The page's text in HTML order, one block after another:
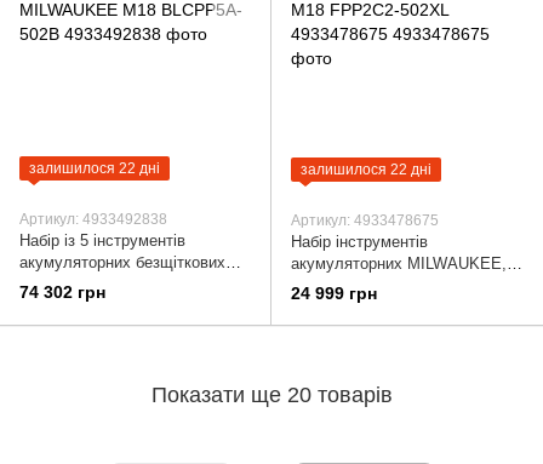
залишилося 22 дні
Артикул: 4933492838
Набір із 5 інструментів
акумуляторних безщіткових
MILWAUKEE M18 BLCPP5A-
74 302 грн
залишилося 22 дні
Артикул: 4933478675
Набір інструментів
акумуляторних MILWAUKEE,
M18 FPP2C2-502XL
4933478675
24 999 грн
Показати ще 20 товарів